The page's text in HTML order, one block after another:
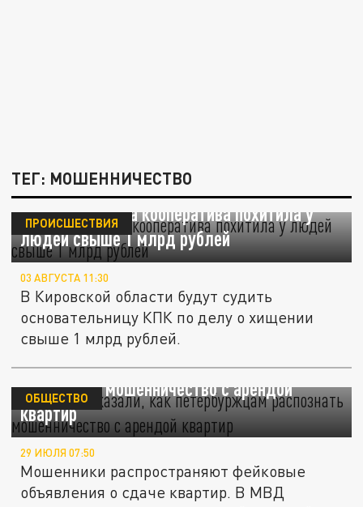
ТЕГ: МОШЕННИЧЕСТВО
Основательница кооператива похитила у
людей свыше 1 млрд рублей
ПРОИСШЕСТВИЯ
03 АВГУСТА 11:30
В Кировской области будут судить
основательницу КПК по делу о хищении
свыше 1 млрд рублей.
В МВД рассказали, как петербуржцам
распознать мошенничество с арендой
квартир
ОБЩЕСТВО
29 ИЮЛЯ 07:50
Мошенники распространяют фейковые
объявления о сдаче квартир. В МВД